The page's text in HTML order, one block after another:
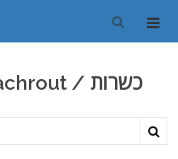
Kashrout / Cachrout / כשרות